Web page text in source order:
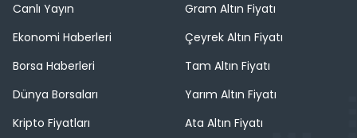
Canlı Yayın
Ekonomi Haberleri
Borsa Haberleri
Dünya Borsaları
Kripto Fiyatları
Gram Altın Fiyatı
Çeyrek Altın Fiyatı
Tam Altın Fiyatı
Yarım Altın Fiyatı
Ata Altın Fiyatı